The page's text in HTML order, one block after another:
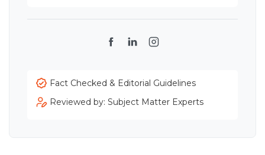
Facebook
LinkedInInstagram
Fact Checked & Editorial Guidelines
Reviewed by: Subject Matter Experts